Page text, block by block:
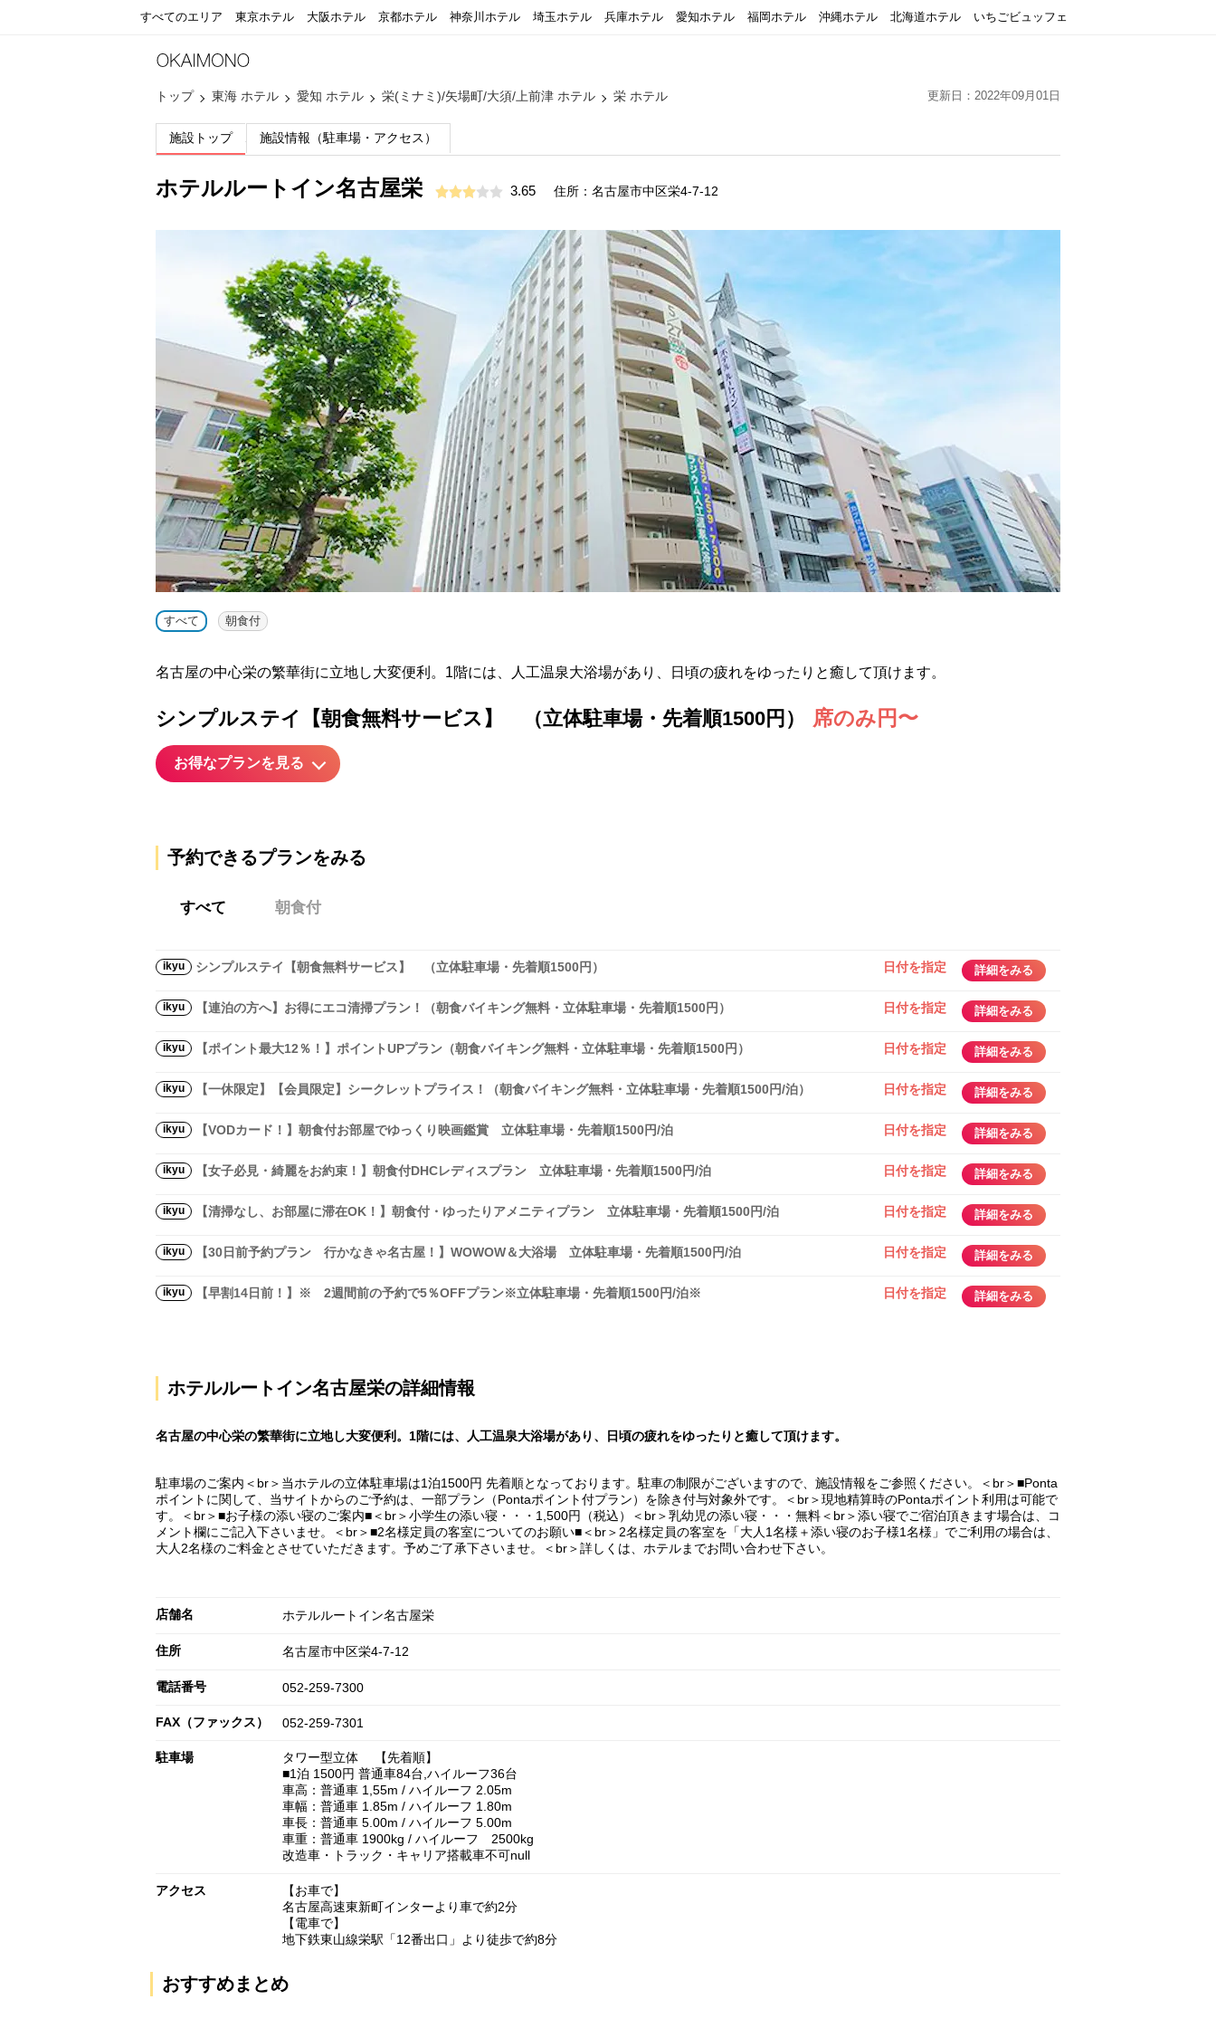
すべてのエリア 東京ホテル 大阪ホテル 京都ホテル 神奈川ホテル 埼玉ホテル 兵庫ホテル 愛知ホテル 福岡ホテル 沖縄ホテル 北海道ホテル いちごビュッフェ
トップ 東海 ホテル 愛知 ホテル 栄(ミナミ)/矢場町/大須/上前津 ホテル 栄 ホテル 更新日：2022年09月01日
施設トップ 施設情報（駐車場・アクセス）
ホテルルートイン名古屋栄 3.65 住所：名古屋市中区栄4-7-12
すべて 朝食付
名古屋の中心栄の繁華街に立地し大変便利。1階には、人工温泉大浴場があり、日頃の疲れをゆったりと癒して頂けます。
シンプルステイ【朝食無料サービス】 （立体駐車場・先着順1500円） 席のみ円〜
お得なプランを見る
予約できるプランをみる
すべて
ikyu シンプルステイ【朝食無料サービス】 （立体駐車場・先着順1500円） 日付を指定 詳細をみる
ikyu 【連泊の方へ】お得にエコ清掃プラン！（朝食バイキング無料・立体駐車場・先着順1500円） 日付を指定 詳細をみる
ikyu 【ポイント最大12％！】ポイントUPプラン（朝食バイキング無料・立体駐車場・先着順1500円） 日付を指定 詳細をみる
ikyu 【一休限定】【会員限定】シークレットプライス！（朝食バイキング無料・立体駐車場・先着順1500円/泊） 日付を指定 詳細をみる
ikyu 【VODカード！】朝食付お部屋でゆっくり映画鑑賞 立体駐車場・先着順1500円/泊 日付を指定 詳細をみる
ikyu 【女子必見・綺麗をお約束！】朝食付DHCレディスプラン 立体駐車場・先着順1500円/泊 日付を指定 詳細をみる
ikyu 【清掃なし、お部屋に滞在OK！】朝食付・ゆったりアメニティプラン 立体駐車場・先着順1500円/泊 日付を指定 詳細をみる
ikyu 【30日前予約プラン 行かなきゃ名古屋！】WOWOW＆大浴場 立体駐車場・先着順1500円/泊 日付を指定 詳細をみる
ikyu 【早割14日前！】※ 2週間前の予約で5％OFFプラン※立体駐車場・先着順1500円/泊※ 日付を指定 詳細をみる
朝食付
ホテルルートイン名古屋栄の詳細情報
名古屋の中心栄の繁華街に立地し大変便利。1階には、人工温泉大浴場があり、日頃の疲れをゆったりと癒して頂けます。
駐車場のご案内＜br＞当ホテルの立体駐車場は1泊1500円 先着順となっております。駐車の制限がございますので、施設情報をご参照ください。＜br＞■Ponta
ポイントに関して、当サイトからのご予約は、一部プラン（Pontaポイント付プラン）を除き付与対象外です。＜br＞現地精算時のPontaポイント利用は可能で
す。＜br＞■お子様の添い寝のご案内■＜br＞小学生の添い寝・・・1,500円（税込）＜br＞乳幼児の添い寝・・・無料＜br＞添い寝でご宿泊頂きます場合は、コ
メント欄にご記入下さいませ。＜br＞■2名様定員の客室についてのお願い■＜br＞2名様定員の客室を「大人1名様＋添い寝のお子様1名様」でご利用の場合は、
大人2名様のご料金とさせていただきます。予めご了承下さいませ。＜br＞詳しくは、ホテルまでお問い合わせ下さい。
店舗名 ホテルルートイン名古屋栄
住所 名古屋市中区栄4-7-12
電話番号 052-259-7300
FAX（ファックス） 052-259-7301
駐車場
タワー型立体 【先着順】
■1泊 1500円 普通車84台,ハイルーフ36台
車高：普通車 1,55m / ハイルーフ 2.05m
車幅：普通車 1.85m / ハイルーフ 1.80m
車長：普通車 5.00m / ハイルーフ 5.00m
車重：普通車 1900kg / ハイルーフ 2500kg
改造車・トラック・キャリア搭載車不可null
アクセス
【お車で】
名古屋高速東新町インターより車で約2分
【電車で】
地下鉄東山線栄駅「12番出口」より徒歩で約8分
おすすめまとめ